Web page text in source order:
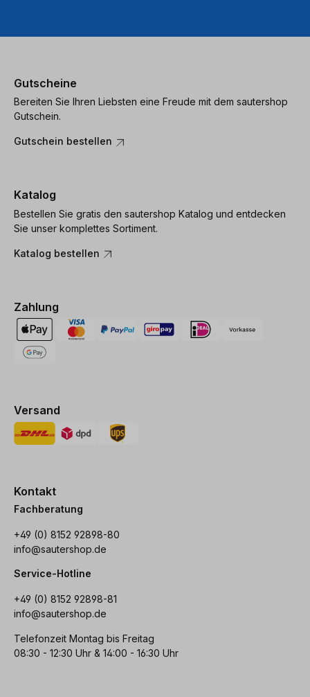
Gutscheine
Bereiten Sie Ihren Liebsten eine Freude mit dem sautershop
Gutschein.
Gutschein bestellen
Katalog
Bestellen Sie gratis den sautershop Katalog und entdecken
Sie unser komplettes Sortiment.
Katalog bestellen
Zahlung
Versand
Kontakt
Fachberatung
+49 (0) 8152 92898-80
info@sautershop.de
Service-Hotline
+49 (0) 8152 92898-81
info@sautershop.de
Telefonzeit Montag bis Freitag
08:30 - 12:30 Uhr & 14:00 - 16:30 Uhr